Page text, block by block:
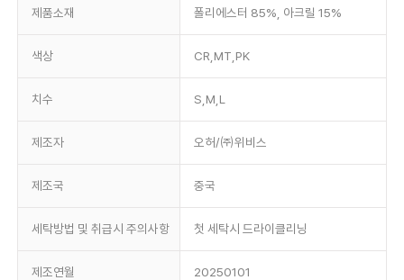
제품소재 폴리에스터 85%, 아크릴 15%
색상 CR,MT,PK
치수 S,M,L
제조자 오허/㈜위비스
제조국 중국
세탁방법 및 취급시 주의사항 첫 세탁시 드라이클리닝
제조연월 20250101